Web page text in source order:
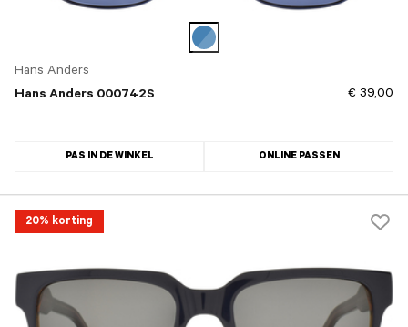
Hans Anders
Hans Anders 000742S
€ 39,00
PAS IN DE WINKEL ONLINE PASSEN
20% korting